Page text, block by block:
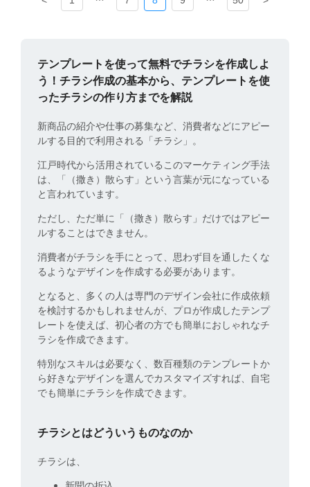
テンプレートを使って無料でチラシを作成しよ
う！チラシ作成の基本から、テンプレートを使
ったチラシの作り方までを解説
新商品の紹介や仕事の募集など、消費者などにアピー
ルする目的で利用される「チラシ」。
江戸時代から活用されているこのマーケティング手法
は、「（撒き）散らす」という言葉が元になっている
と言われています。
ただし、ただ単に「（撒き）散らす」だけではアピー
ルすることはできません。
消費者がチラシを手にとって、思わず目を通したくな
るようなデザインを作成する必要があります。
となると、多くの人は専門のデザイン会社に作成依頼
を検討するかもしれませんが、プロが作成したテンプ
レートを使えば、初心者の方でも簡単におしゃれなチ
ラシを作成できます。
特別なスキルは必要なく、数百種類のテンプレートか
ら好きなデザインを選んでカスタマイズすれば、自宅
でも簡単にチラシを作成できます。
チラシとはどういうものなのか
チラシは、